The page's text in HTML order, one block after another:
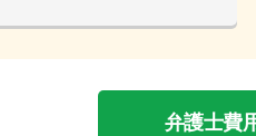
弁護士費